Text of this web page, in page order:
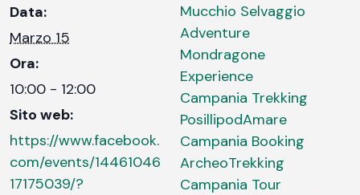
Data:
Marzo 15
Ora:
10:00 - 12:00
Sito web:
https://www.facebook.
com/events/14461046
17175039/?
Mucchio Selvaggio
Adventure
Mondragone
Experience
Campania Trekking
PosillipodAmare
Campania Booking
ArcheoTrekking
Campania Tour